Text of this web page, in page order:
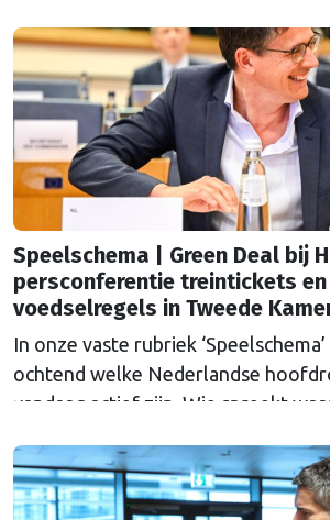
agenda?
Speelschema | Green Deal bij
persconferentie treintickets en
voedselregels in Tweede
In onze vaste rubriek
ochtend welke Nederlandse
vandaag actief zijn. Wie spreekt
agenda?